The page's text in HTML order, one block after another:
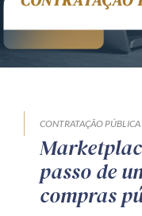
CONTRATAÇÃO PÚBLICA
passo de
compras